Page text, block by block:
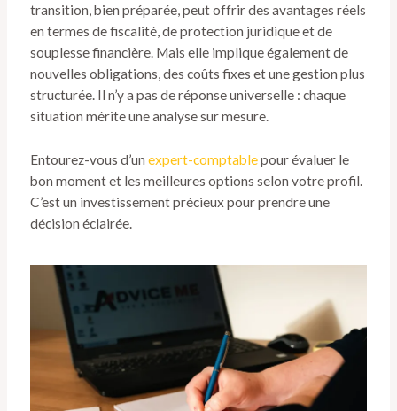
transition, bien préparée, peut offrir des avantages réels
en termes de fiscalité, de protection juridique et de
souplesse financière. Mais elle implique également de
nouvelles obligations, des coûts fixes et une gestion plus
structurée. Il n’y a pas de réponse universelle : chaque
situation mérite une analyse sur mesure.
Entourez-vous d’un expert-comptablepour évaluer le
bon moment et les meilleures options selon votre profil.
C’est un investissement précieux pour prendre une
décision éclairée.